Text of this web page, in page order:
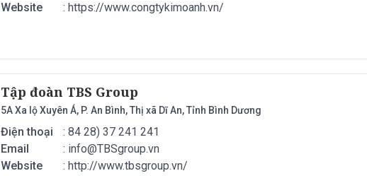
Website
: https://www.congtykimoanh.vn/
Tập đoàn TBS Group
5A Xa lộ Xuyên Á, P. An Bình, Thị xã Dĩ An, Tỉnh Bình Dương
Điện thoại
: 84 28) 37 241 241
Email
: info@TBSgroup.vn
Website
: http://www.tbsgroup.vn/